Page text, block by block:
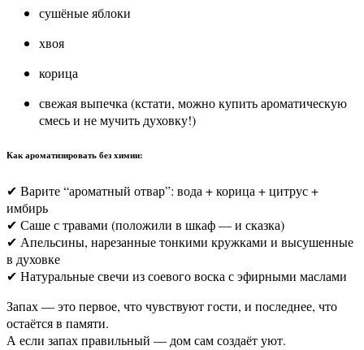
сушёные яблоки
хвоя
корица
свежая выпечка (кстати, можно купить ароматическую
смесь и не мучить духовку!)
Как ароматизировать без химии:
✔ Варите “ароматный отвар”: вода + корица + цитрус +
имбирь
✔ Саше с травами (положили в шкаф — и сказка)
✔ Апельсины, нарезанные тонкими кружками и высушенные
в духовке
✔ Натуральные свечи из соевого воска с эфирными маслами
Запах — это первое, что чувствуют гости, и последнее, что
остаётся в памяти.
А если запах правильный — дом сам создаёт уют.